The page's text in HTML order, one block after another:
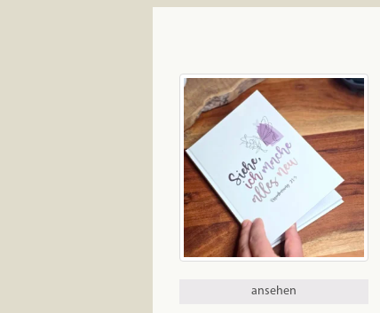
ansehen